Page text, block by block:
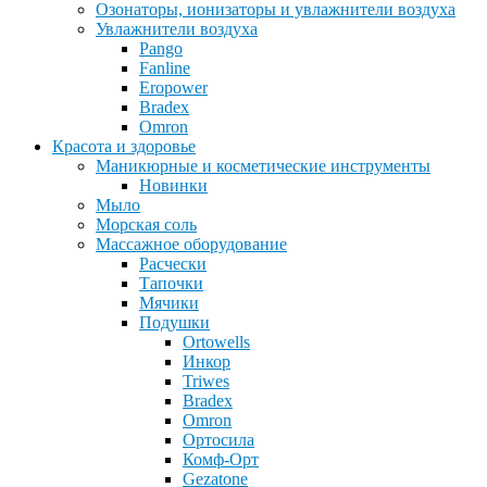
Озонаторы, ионизаторы и увлажнители воздуха
Увлажнители воздуха
Pango
Fanline
Eropower
Bradex
Omron
Красота и здоровье
Маникюрные и косметические инструменты
Новинки
Мыло
Морская соль
Массажное оборудование
Расчески
Тапочки
Мячики
Подушки
Ortowells
Инкор
Triwes
Bradex
Omron
Ортосила
Комф-Орт
Gezatone